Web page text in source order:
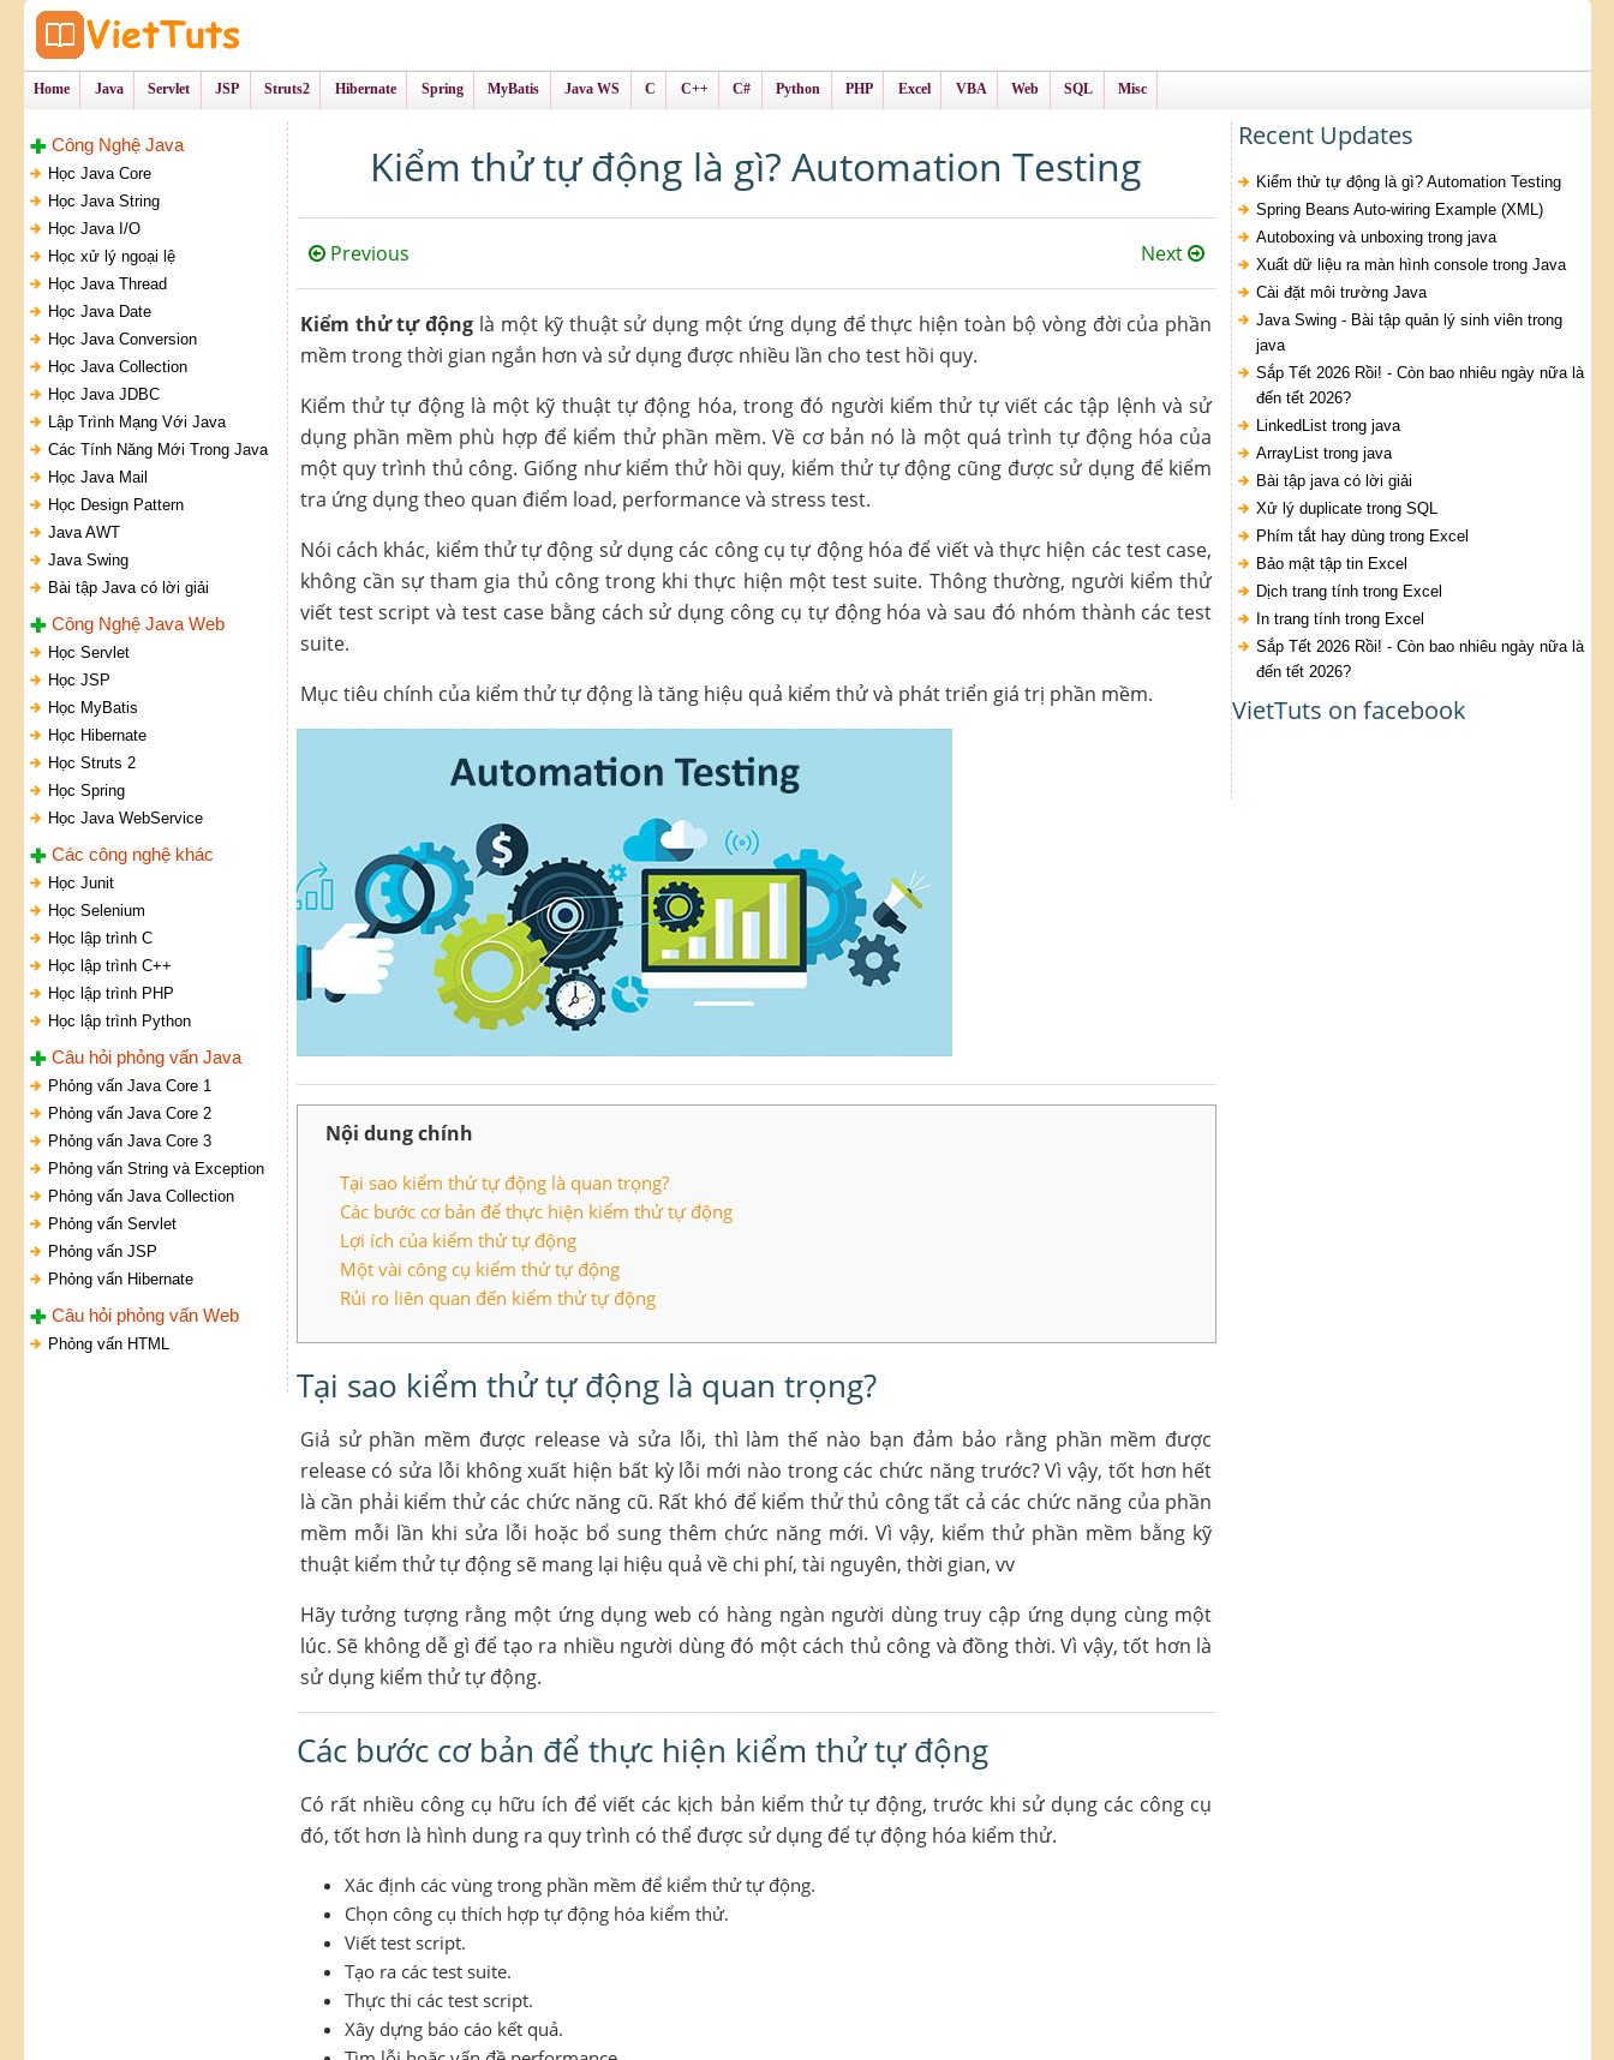
Home Java Servlet JSP Struts2 Hibernate Spring MyBatis Java WS C C++ C# Python PHP Excel VBA Web SQL Misc
Công Nghệ Java
Học Java Core
Học Java String
Học Java I/O
Học xử lý ngoại lệ
Học Java Thread
Học Java Date
Học Java Conversion
Học Java Collection
Học Java JDBC
Lập Trình Mạng Với Java
Các Tính Năng Mới Trong Java
Học Java Mail
Học Design Pattern
Java AWT
Java Swing
Bài tập Java có lời giải
Công Nghệ Java Web
Học Servlet
Học JSP
Học MyBatis
Học Hibernate
Học Struts 2
Học Spring
Học Java WebService
Các công nghệ khác
Học Junit
Học Selenium
Học lập trình C
Học lập trình C++
Học lập trình PHP
Học lập trình Python
Câu hỏi phỏng vấn Java
Phỏng vấn Java Core 1
Phỏng vấn Java Core 2
Phỏng vấn Java Core 3
Phỏng vấn String và Exception
Phỏng vấn Java Collection
Phỏng vấn Servlet
Phỏng vấn JSP
Phỏng vấn Hibernate
Câu hỏi phỏng vấn Web
Phỏng vấn HTML
Kiểm thử tự động là gì? Automation Testing
Previous Next
Kiểm thử tự động là một kỹ thuật sử dụng một ứng dụng để thực hiện toàn bộ vòng đời của phần
mềm trong thời gian ngắn hơn và sử dụng được nhiều lần cho test hồi quy.
Kiểm thử tự động là một kỹ thuật tự động hóa, trong đó người kiểm thử tự viết các tập lệnh và sử
dụng phần mềm phù hợp để kiểm thử phần mềm. Về cơ bản nó là một quá trình tự động hóa của
một quy trình thủ công. Giống như kiểm thử hồi quy, kiểm thử tự động cũng được sử dụng để kiểm
tra ứng dụng theo quan điểm load, performance và stress test.
Nói cách khác, kiểm thử tự động sử dụng các công cụ tự động hóa để viết và thực hiện các test case,
không cần sự tham gia thủ công trong khi thực hiện một test suite. Thông thường, người kiểm thử
viết test script và test case bằng cách sử dụng công cụ tự động hóa và sau đó nhóm thành các test
suite.
Mục tiêu chính của kiểm thử tự động là tăng hiệu quả kiểm thử và phát triển giá trị phần mềm.
Nội dung chính
Tại sao kiểm thử tự động là quan trọng?
Các bước cơ bản để thực hiện kiểm thử tự động
Lợi ích của kiểm thử tự động
Một vài công cụ kiểm thử tự động
Rủi ro liên quan đến kiểm thử tự động
Tại sao kiểm thử tự động là quan trọng?
Giả sử phần mềm được release và sửa lỗi, thì làm thế nào bạn đảm bảo rằng phần mềm được
release có sửa lỗi không xuất hiện bất kỳ lỗi mới nào trong các chức năng trước? Vì vậy, tốt hơn hết
là cần phải kiểm thử các chức năng cũ. Rất khó để kiểm thử thủ công tất cả các chức năng của phần
mềm mỗi lần khi sửa lỗi hoặc bổ sung thêm chức năng mới. Vì vậy, kiểm thử phần mềm bằng kỹ
thuật kiểm thử tự động sẽ mang lại hiệu quả về chi phí, tài nguyên, thời gian, vv
Hãy tưởng tượng rằng một ứng dụng web có hàng ngàn người dùng truy cập ứng dụng cùng một
lúc. Sẽ không dễ gì để tạo ra nhiều người dùng đó một cách thủ công và đồng thời. Vì vậy, tốt hơn là
sử dụng kiểm thử tự động.
Các bước cơ bản để thực hiện kiểm thử tự động
Có rất nhiều công cụ hữu ích để viết các kịch bản kiểm thử tự động, trước khi sử dụng các công cụ
đó, tốt hơn là hình dung ra quy trình có thể được sử dụng để tự động hóa kiểm thử.
Xác định các vùng trong phần mềm để kiểm thử tự động.
Chọn công cụ thích hợp tự động hóa kiểm thử.
Viết test script.
Tạo ra các test suite.
Thực thi các test script.
Xây dựng báo cáo kết quả.
Recent Updates
Kiểm thử tự động là gì? Automation Testing
Spring Beans Auto-wiring Example (XML)
Autoboxing và unboxing trong java
Xuất dữ liệu ra màn hình console trong Java
Cài đặt môi trường Java
Java Swing - Bài tập quản lý sinh viên trong
java
Sắp Tết 2026 Rồi! - Còn bao nhiêu ngày nữa là
đến tết 2026?
LinkedList trong java
ArrayList trong java
Bài tập java có lời giải
Xử lý duplicate trong SQL
Phím tắt hay dùng trong Excel
Bảo mật tập tin Excel
Dịch trang tính trong Excel
In trang tính trong Excel
Sắp Tết 2026 Rồi! - Còn bao nhiêu ngày nữa là
đến tết 2026?
VietTuts on facebook